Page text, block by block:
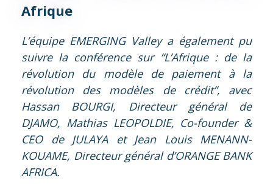
Afrique
L’équipe EMERGING Valley a également pu
suivre la conférence sur “L’Afrique : de la
révolution du modèle de paiement à la
révolution des modèles de crédit”, avec
Hassan BOURGI, Directeur général de
DJAMO, Mathias LEOPOLDIE, Co-founder &
CEO de JULAYA et Jean Louis MENANN-
KOUAME, Directeur général d’ORANGE BANK
AFRICA.